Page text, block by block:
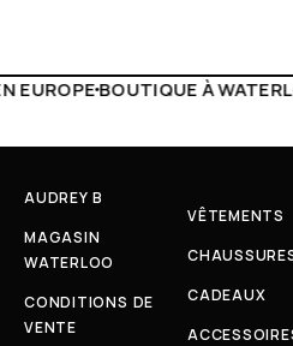
LIVRAISON
AUDREY B
MAGASIN
WATERLOO
CONDITIONS DE
VENTE
VÊTEMENTS
CADEAUX